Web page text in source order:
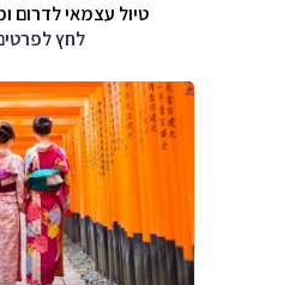
טיול עצמאי לדרום
לחץ